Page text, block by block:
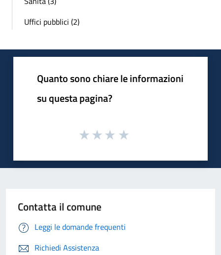
Uffici pubblici (2)
Quanto sono chiare le informazioni
su questa pagina?
Contatta il comune
Leggi le domande frequenti
Richiedi Assistenza